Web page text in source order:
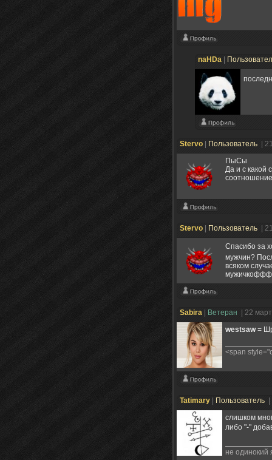
naHDa
Stervo Пользователь
|
ПыСы
Да и с какой
Stervo Пользователь |
Спасибо за
мужчин?
всяком
Sabira Ветеран
| 22
westsaw=
<span
Tatimary Пользователь
слишком
либо "-"
не одинокий